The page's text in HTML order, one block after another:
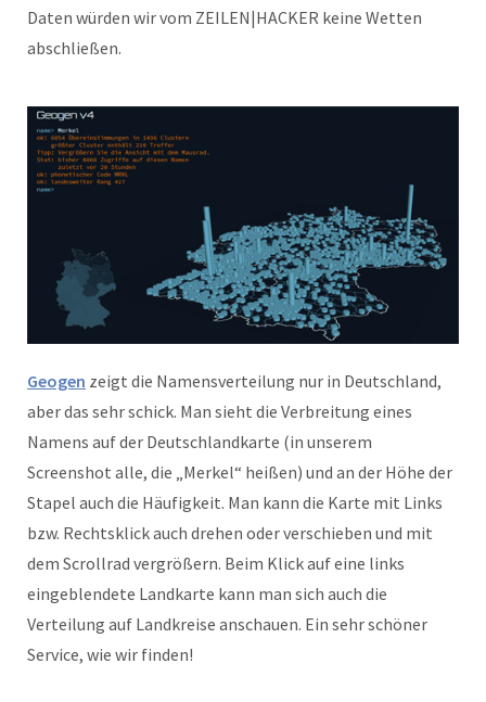
Daten würden wir vom ZEILEN|HACKER keine Wetten
abschließen.
Geogen zeigt die Namensverteilung nur in Deutschland,
aber das sehr schick. Man sieht die Verbreitung eines
Namens auf der Deutschlandkarte (in unserem
Screenshot alle, die „Merkel“ heißen) und an der Höhe der
Stapel auch die Häufigkeit. Man kann die Karte mit Links
bzw. Rechtsklick auch drehen oder verschieben und mit
dem Scrollrad vergrößern. Beim Klick auf eine links
eingeblendete Landkarte kann man sich auch die
Verteilung auf Landkreise anschauen. Ein sehr schöner
Service, wie wir finden!